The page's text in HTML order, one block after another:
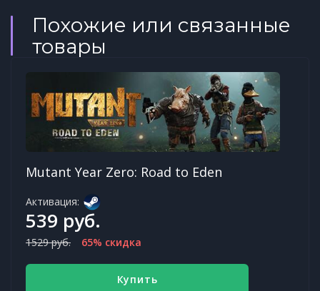
Похожие или связанные
товары
Mutant Year Zero: Road to Eden
Активация:
539 руб.
1529 руб. 65% скидка
Купить